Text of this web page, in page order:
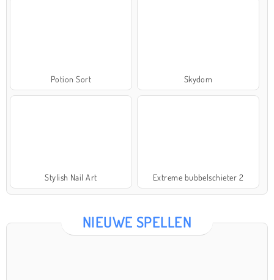
Potion Sort Skydom
Stylish Nail Art Extreme bubbelschieter 2
NIEUWE SPELLEN